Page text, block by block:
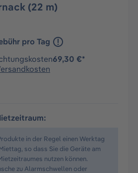
(22 m)
pro Tag
69,30 €*
in der Regel einen Werktag
so dass Sie die Geräte am
nutzen können.
zu Alarmschwellen oder